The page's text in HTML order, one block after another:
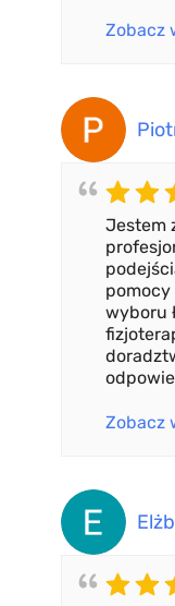
Zobacz
Jestem
pomocy
wyboru
Zobacz